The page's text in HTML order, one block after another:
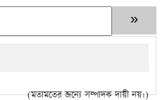
(মতামতের জন্যে সম্পাদক দায়ী নয়।)